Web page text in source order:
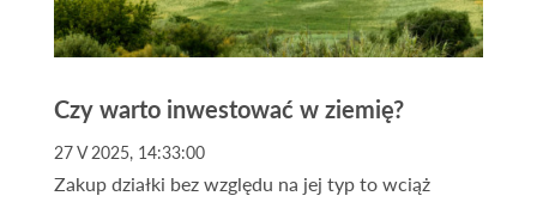
Czy warto inwestować w ziemię?
27 V 2025, 14:33:00
Zakup działki bez względu na jej typ to wciąż